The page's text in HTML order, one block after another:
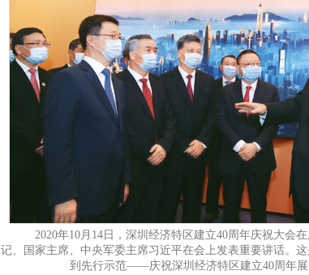
2020年10月14日，深圳经济特区建立40周年庆祝大会
记、国家主席、中央军委主席习近平在会上发表重要讲话。
到先行示范——庆祝深圳经济特区建立40周年展